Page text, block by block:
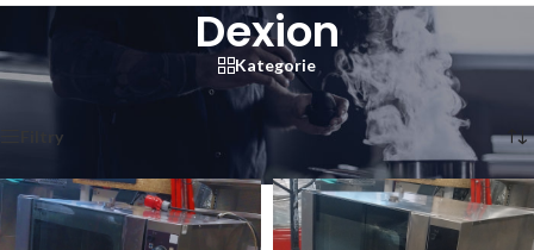
Dexion
Kategorie
Strona główna
Wyświetlanie wszystkich wyników: 2
Filtry